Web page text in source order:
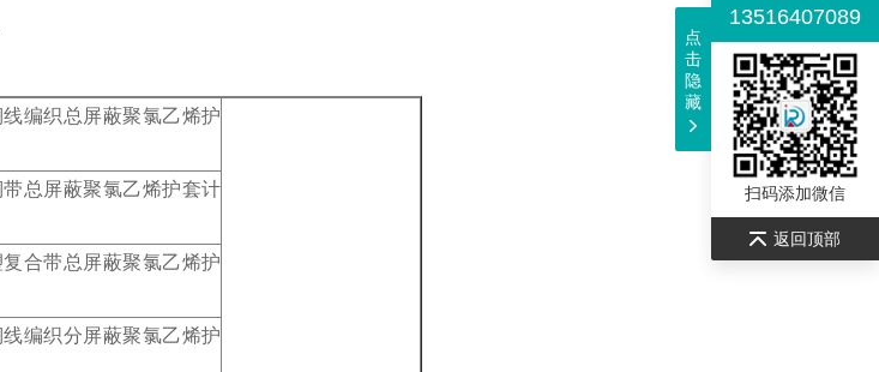
编织总屏蔽聚氯乙烯护
总屏蔽聚氯乙烯护套计
合带总屏蔽聚氯乙烯护
编织分屏蔽聚氯乙烯护
13516407089
扫码添加微信
返回顶部
点
击
隐
藏